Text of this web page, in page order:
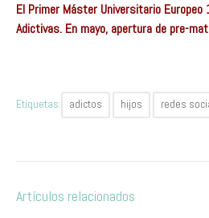
El Primer Máster Universitario Europeo
Adictivas. En mayo, apertura de pre-
Etiquetas: adictos hijos redes
Artículos relacionados